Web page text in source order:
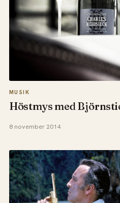
MUSIK
Höstmys med
8 november 2014